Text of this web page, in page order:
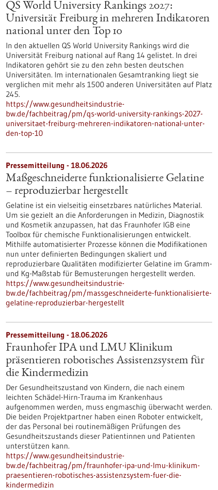
QS World University Rankings 2027:
Universität Freiburg in mehreren Indikatoren
national unter den Top 10
In den aktuellen QS World University Rankings wird die
Universität Freiburg national auf Rang 14 gelistet. In drei
Indikatoren gehört sie zu den zehn besten deutschen
Universitäten. Im internationalen Gesamtranking liegt sie
verglichen mit mehr als 1500 anderen Universitäten auf Platz
245.
https://www.gesundheitsindustrie-
bw.de/fachbeitrag/pm/qs-world-university-rankings-2027-
universitaet-freiburg-mehreren-indikatoren-national-unter-
den-top-10
Pressemitteilung - 18.06.2026
Maßgeschneiderte funktionalisierte Gelatine
– reproduzierbar hergestellt
Gelatine ist ein vielseitig einsetzbares natürliches Material.
Um sie gezielt an die Anforderungen in Medizin, Diagnostik
und Kosmetik anzupassen, hat das Fraunhofer IGB eine
Toolbox für chemische Funktionalisierungen entwickelt.
Mithilfe automatisierter Prozesse können die Modifikationen
nun unter definierten Bedingungen skaliert und
reproduzierbare Qualitäten modifizierter Gelatine im Gramm-
und Kg-Maßstab für Bemusterungen hergestellt werden.
https://www.gesundheitsindustrie-
bw.de/fachbeitrag/pm/massgeschneiderte-funktionalisierte-
gelatine-reproduzierbar-hergestellt
Pressemitteilung - 18.06.2026
Fraunhofer IPA und LMU Klinikum
präsentieren robotisches Assistenzsystem für
die Kindermedizin
Der Gesundheitszustand von Kindern, die nach einem
leichten Schädel-Hirn-Trauma im Krankenhaus
aufgenommen werden, muss engmaschig überwacht werden.
Die beiden Projektpartner haben einen Roboter entwickelt,
der das Personal bei routinemäßigen Prüfungen des
Gesundheitszustands dieser Patientinnen und Patienten
unterstützen kann.
https://www.gesundheitsindustrie-
bw.de/fachbeitrag/pm/fraunhofer-ipa-und-lmu-klinikum-
praesentieren-robotisches-assistenzsystem-fuer-die-
kindermedizin